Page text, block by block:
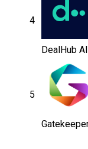
4
DealHub AI
5